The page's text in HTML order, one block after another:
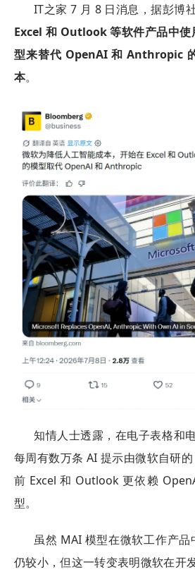
IT之家 7 月 8 日消息，据彭博
Excel 和 Outlook 等软件产品中
型来替代 OpenAI 和 Anthropic
本。
知情人士透露，在电子表格和
每周有数万条 AI 提示由微软自研
前 Excel 和 Outlook 更依赖
型。
虽然 MAI 模型在微软工作产品
仍较小，但这一转变表明微软在开